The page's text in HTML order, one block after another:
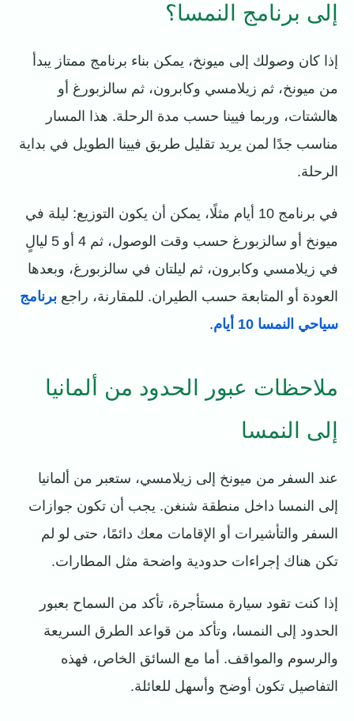
إلى برنامج النمسا؟
إذا كان وصولك إلى ميونخ، يمكن بناء برنامج ممتاز يبدأ
من ميونخ، ثم زيلامسي وكابرون، ثم سالزبورغ أو
هالشتات، وربما فيينا حسب مدة الرحلة. هذا المسار
مناسب جدًا لمن يريد تقليل طريق فيينا الطويل في بداية
الرحلة.
في برنامج 10 أيام مثلًا، يمكن أن يكون التوزيع: ليلة في
ميونخ أو سالزبورغ حسب وقت الوصول، ثم 4 أو 5 ليالٍ
في زيلامسي وكابرون، ثم ليلتان في سالزبورغ، وبعدها
العودة أو المتابعة حسب الطيران. للمقارنة، راجع برنامج
سياحي النمسا 10 أيام
.
ملاحظات عبور الحدود من ألمانيا
إلى النمسا
عند السفر من ميونخ إلى زيلامسي، ستعبر من ألمانيا
إلى النمسا داخل منطقة شنغن. يجب أن تكون جوازات
السفر والتأشيرات أو الإقامات معك دائمًا، حتى لو لم
تكن هناك إجراءات حدودية واضحة مثل المطارات.
إذا كنت تقود سيارة مستأجرة، تأكد من السماح بعبور
الحدود إلى النمسا، وتأكد من قواعد الطرق السريعة
والرسوم والمواقف. أما مع السائق الخاص، فهذه
التفاصيل تكون أوضح وأسهل للعائلة.